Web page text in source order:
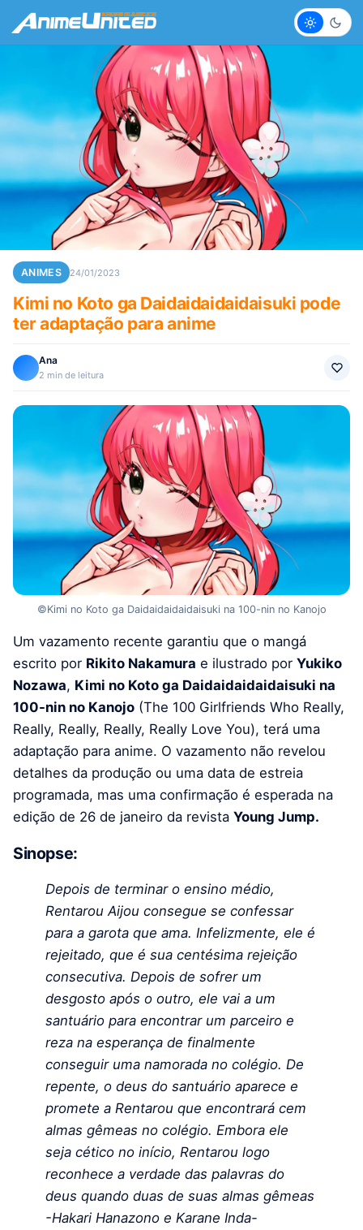
Claro
ANIMES 24/01/2023
Kimi no Koto ga Daidaidaidaidaisuki pode
ter adaptação para anime
Ana
2 min de leitura
©Kimi no Koto ga Daidaidaidaidaisuki na 100-nin no Kanojo
Um vazamento recente garantiu que o mangá
escrito por Rikito Nakamura e ilustrado por Yukiko
Nozawa, Kimi no Koto ga Daidaidaidaidaisuki na
100-nin no Kanojo (The 100 Girlfriends Who Really,
Really, Really, Really, Really Love You), terá uma
adaptação para anime. O vazamento não revelou
detalhes da produção ou uma data de estreia
programada, mas uma confirmação é esperada na
edição de 26 de janeiro da revista Young Jump.
Sinopse:
Depois de terminar o ensino médio,
Rentarou Aijou consegue se confessar
para a garota que ama. Infelizmente, ele é
rejeitado, que é sua centésima rejeição
consecutiva. Depois de sofrer um
desgosto após o outro, ele vai a um
santuário para encontrar um parceiro e
reza na esperança de finalmente
conseguir uma namorada no colégio. De
repente, o deus do santuário aparece e
promete a Rentarou que encontrará cem
almas gêmeas no colégio. Embora ele
seja cético no início, Rentarou logo
reconhece a verdade das palavras do
deus quando duas de suas almas gêmeas
-Hakari Hanazono e Karane Inda-